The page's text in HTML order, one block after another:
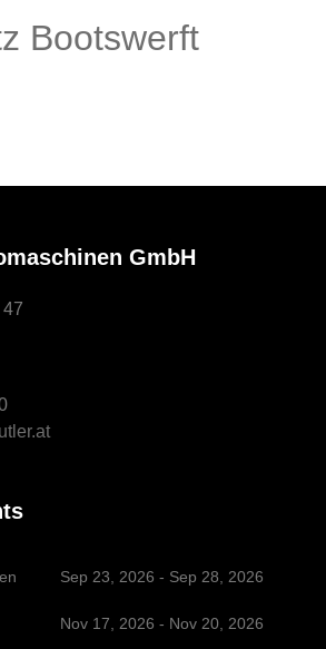
Bootswerft
GmbH
Sep 23, 2026 - Sep 28, 2026
Nov 17, 2026 - Nov 20, 2026